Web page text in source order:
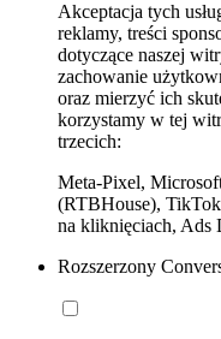
Akceptacja tych
reklamy, treści
dotyczące naszej
zachowanie
oraz mierzyć ich
korzystamy w tej
trzecich:
Meta-Pixel,
(RTBHouse),
na kliknięciach, Ads
Rozszerzony